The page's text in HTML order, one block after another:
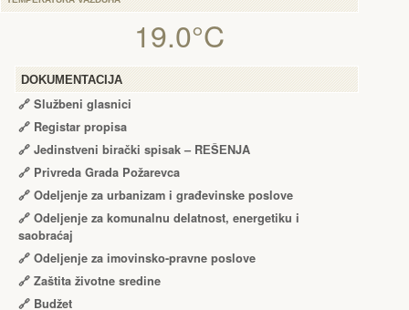
19.0°C
DOKUMENTACIJA
🔗 Službeni glasnici
🔗 Registar propisa
🔗 Jedinstveni birački spisak – RЕŠЕNJA
🔗 Privreda Grada Požarevca
🔗 Odeljenje za urbanizam i građevinske poslove
🔗 Odeljenje za komunalnu delatnost, energetiku i
saobraćaj
🔗 Odeljenje za imovinsko-pravne poslove
🔗 Zaštita životne sredine
🔗 Budžet